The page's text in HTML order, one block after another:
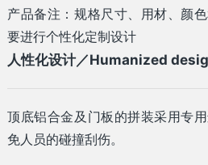
产品备注：规格尺寸、用材、颜
要进行个性化定制设计
人性化设计／Humanized
顶底铝合金及门板的拼装采用专
免人员的碰撞刮伤。